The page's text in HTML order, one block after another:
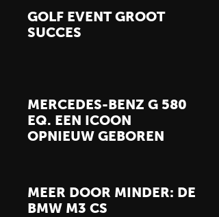
GOLF EVENT GROOT
SUCCES
MERCEDES-BENZ G 580
EQ. EEN ICOON
OPNIEUW GEBOREN
MEER DOOR MINDER: DE
BMW M3 CS